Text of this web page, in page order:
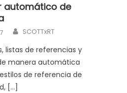
automático de
Author
SCOTTxRT
listas de referencias y
manera automática
de referencia de
[…]